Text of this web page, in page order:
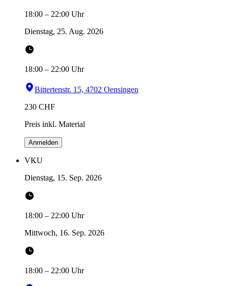
18:00 – 22:00 Uhr
Dienstag, 25. Aug. 2026
18:00 – 22:00 Uhr
Bittertenstr. 15, 4702 Oensingen
230 CHF
Preis inkl. Material
Anmelden
VKU
Dienstag, 15. Sep. 2026
18:00 – 22:00 Uhr
Mittwoch, 16. Sep. 2026
18:00 – 22:00 Uhr